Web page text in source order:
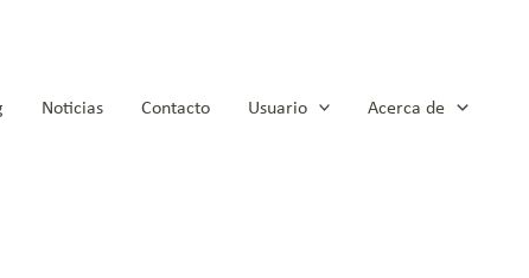
Noticias Contacto Usuario Acerca de